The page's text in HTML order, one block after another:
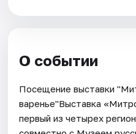
О событии
Посещение выставки
варенье"Выставка
первый из четырех